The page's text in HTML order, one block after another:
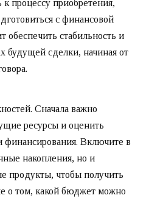
процессу приобретения,
с финансовой
обеспечить стабильность и
будущей сделки, начиная от
Сначала важно
ресурсы и оценить
финансирования. Включите в
накопления, но и
продукты, чтобы получить
о том, какой бюджет можно